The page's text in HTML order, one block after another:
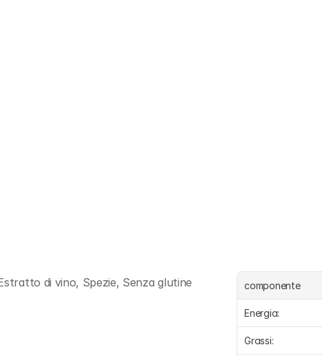
di vino, Spezie, Senza glutine componente
Energia:
Grassi: